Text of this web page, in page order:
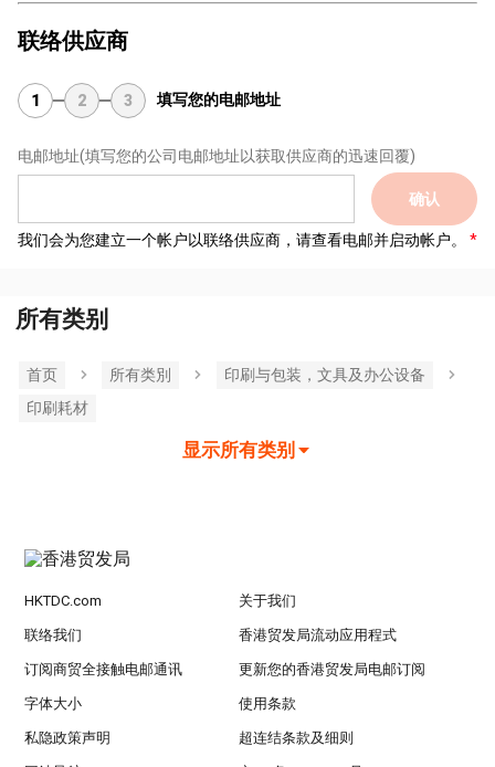
联络供应商
1 2 3 填写您的电邮地址
电邮地址(填写您的公司电邮地址以获取供应商的迅速回覆)
确认
我们会为您建立一个帐户以联络供应商，请查看电邮并启动帐户。
所有类别
首页 所有类別
印刷与包装，文具及办公设备
印刷耗材
显示所有类别
HKTDC.com 关于我们
联络我们 香港贸发局流动应用程式
订阅商贸全接触电邮通讯 更新您的香港贸发局电邮订阅
字体大小 使用条款
私隐政策声明 超连结条款及细则